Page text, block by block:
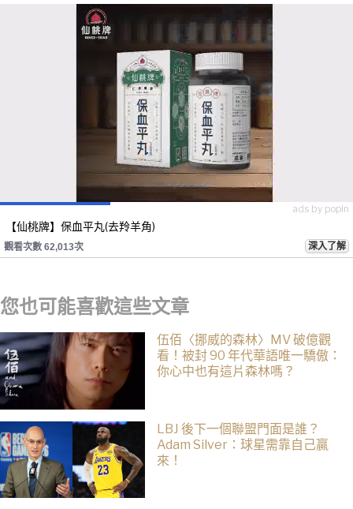
ads by popIn
【仙桃牌】保血平丸(去羚羊角)
觀看次數 62,013次 深入了解
您也可能喜歡這些文章
伍佰〈挪威的森林〉MV 破億觀
看！被封 90 年代華語唯一驕傲：
你心中也有這片森林嗎？
LBJ 後下一個聯盟門面是誰？
Adam Silver：球星需靠自己贏
來！